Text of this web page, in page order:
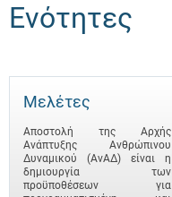
Ενότητες
Μελέτες
Αποστολή της Αρχής
Ανάπτυξης Ανθρώπινου
Δυναμικού (ΑνΑΔ) είναι η
δημιουργία των
προϋποθέσεων για